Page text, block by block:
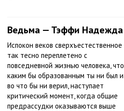
Ведьма — Тэффи Надежда
Испокон веков сверхъестественное
так тесно переплетено с
повседневной жизнью человека, что
каким бы образованным ты ни был и
во что бы ни верил, наступает
критический момент, когда общие
предрассудки оказываются выше